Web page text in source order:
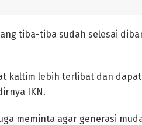
tiba-tiba sudah selesai
kaltim lebih terlibat dan
IKN.
meminta agar generasi